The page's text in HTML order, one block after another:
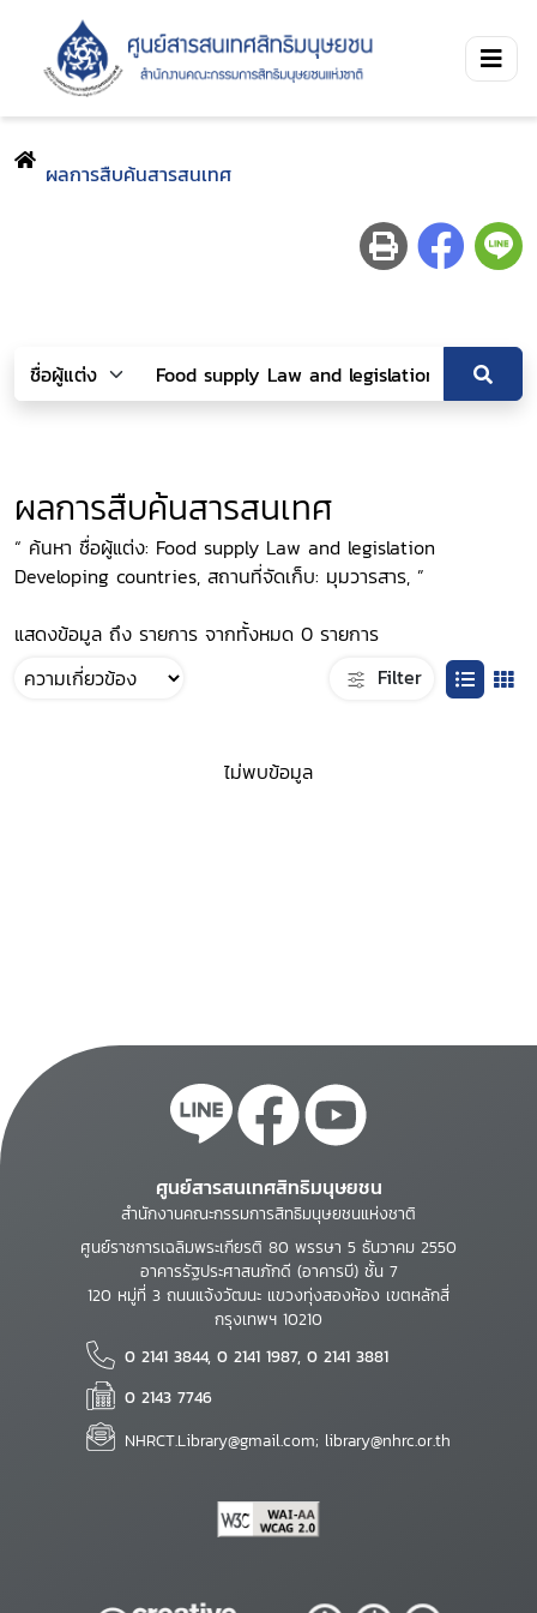
ผลการสืบค้นสารสนเทศ
ผลการสืบค้นสารสนเทศ
“ ค้นหา ชื่อผู้แต่ง: Food supply Law and legislation
Developing countries, สถานที่จัดเก็บ: มุมวารสาร, ”
แสดงข้อมูล ถึง รายการ จากทั้งหมด 0 รายการ
Filter
ไม่พบข้อมูล
ศูนย์สารสนเทศสิทธิมนุษยชน
สำนักงานคณะกรรมการสิทธิมนุษยชนแห่งชาติ
ศูนย์ราชการเฉลิมพระเกียรติ 80 พรรษา 5 ธันวาคม 2550
อาคารรัฐประศาสนภักดี (อาคารบี) ชั้น 7
120 หมู่ที่ 3 ถนนแจ้งวัฒนะ แขวงทุ่งสองห้อง เขตหลักสี่
กรุงเทพฯ 10210
0 2141 3844, 0 2141 1987, 0 2141 3881
0 2143 7746
NHRCT.Library@gmail.com; library@nhrc.or.th